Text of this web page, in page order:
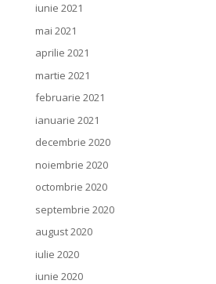
iunie 2021
mai 2021
aprilie 2021
martie 2021
februarie 2021
ianuarie 2021
decembrie 2020
noiembrie 2020
octombrie 2020
septembrie 2020
august 2020
iulie 2020
iunie 2020